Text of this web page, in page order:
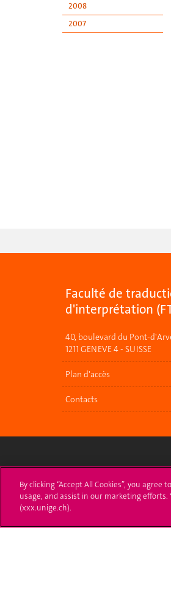
2008
2007
Faculté de
d'interprétation
40, boulevard du Pont-
1211 GENEVE 4 - SUISSE
Plan d'accès
Contacts
24 rue du Général-Dufour
T. +41 (0)22 379 71 11
By clicking “Accept All Cookies”, you
usage, and assist in our marketing
(xxx.unige.ch).